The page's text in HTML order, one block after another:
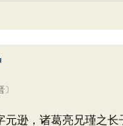
〕
，诸葛亮兄瑾之长